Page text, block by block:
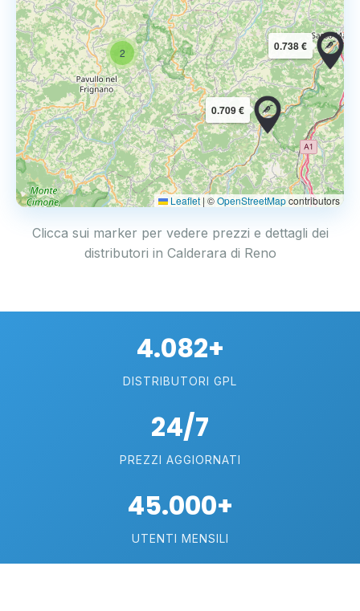
2
0.709 €
0.738 €
Leaflet | ©OpenStreetMapcontributors
Clicca sui marker per vedere prezzi e dettagli dei
distributori in Calderara di Reno
4.082+
DISTRIBUTORI GPL
24/7
PREZZI AGGIORNATI
45.000+
UTENTI MENSILI